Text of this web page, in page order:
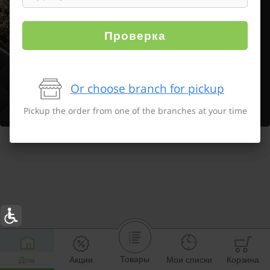
Дом Акции Товары Мои списки Корзина
Проверка
Or choose branch for pickup
Pickup the order from one of the branches at your time